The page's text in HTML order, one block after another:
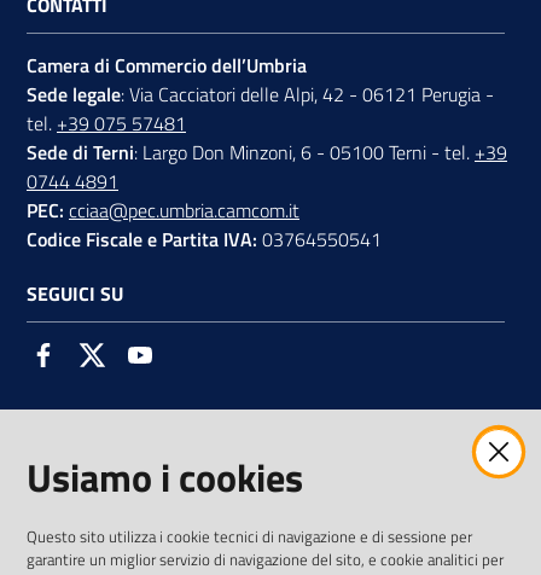
Camera di Commercio dell’Umbria
Sede legale: Via Cacciatori delle Alpi, 42 - 06121 Perugia -
tel. +39 075 57481
Sede di Terni: Largo Don Minzoni, 6 - 05100 Terni - tel. +39
0744 4891
PEC: cciaa@pec.umbria.camcom.it
Codice Fiscale e Partita IVA: 03764550541
SEGUICI SU
FacebookTwitter
AMMINISTRAZIONE TRASPARENTE INTERCAM S.C.A.R.L.
Usiamo i cookies
Questo sito utilizza i cookie tecnici di navigazione e di sessione per
garantire un miglior servizio di navigazione del sito, e cookie analitici per